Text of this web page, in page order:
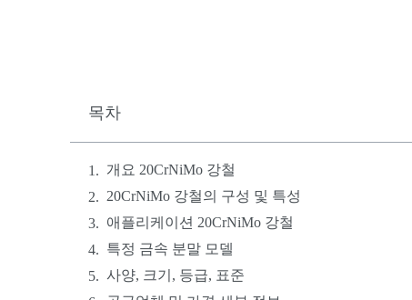
목차
개요 20CrNiMo 강철
20CrNiMo 강철의 구성 및 특성
애플리케이션 20CrNiMo 강철
특정 금속 분말 모델
사양, 크기, 등급, 표준